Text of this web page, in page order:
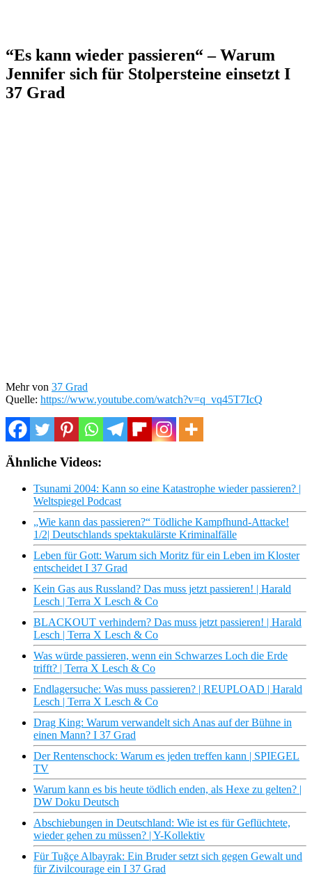
“Es kann wieder passieren“ – Warum
Jennifer sich für Stolpersteine einsetzt I
37 Grad
Mehr von 37 Grad
Quelle: https://www.youtube.com/watch?v=q_vq45T7IcQ
Ähnliche Videos:
Tsunami 2004: Kann so eine Katastrophe wieder passieren? |
Weltspiegel Podcast
„Wie kann das passieren?“ Tödliche Kampfhund-Attacke!
1/2| Deutschlands spektakulärste Kriminalfälle
Leben für Gott: Warum sich Moritz für ein Leben im Kloster
entscheidet I 37 Grad
Kein Gas aus Russland? Das muss jetzt passieren! | Harald
Lesch | Terra X Lesch & Co
BLACKOUT verhindern? Das muss jetzt passieren! | Harald
Lesch | Terra X Lesch & Co
Was würde passieren, wenn ein Schwarzes Loch die Erde
trifft? | Terra X Lesch & Co
Endlagersuche: Was muss passieren? | REUPLOAD | Harald
Lesch | Terra X Lesch & Co
Drag King: Warum verwandelt sich Anas auf der Bühne in
einen Mann? I 37 Grad
Der Rentenschock: Warum es jeden treffen kann | SPIEGEL
TV
Warum kann es bis heute tödlich enden, als Hexe zu gelten? |
DW Doku Deutsch
Abschiebungen in Deutschland: Wie ist es für Geflüchtete,
wieder gehen zu müssen? | Y-Kollektiv
Für Tuğçe Albayrak: Ein Bruder setzt sich gegen Gewalt und
für Zivilcourage ein I 37 Grad